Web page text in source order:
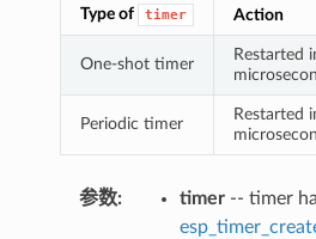
Type of timer Action
One-shot timer
Restarted
Periodic timer
Restarted
参数: timer-- timer